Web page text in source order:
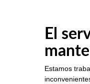
El
Estamos